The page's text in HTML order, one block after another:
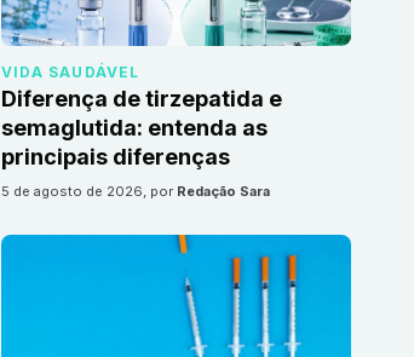
VIDA SAUDÁVEL
Diferença de tirzepatida e
semaglutida: entenda as
principais diferenças
5 de agosto de 2026, por Redação Sara